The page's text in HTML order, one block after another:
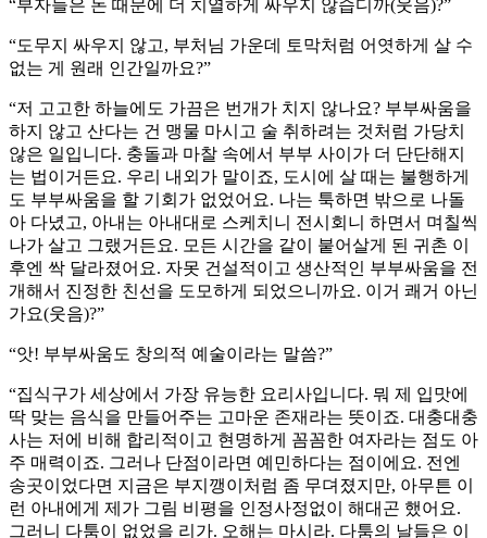
“부자들은 돈 때문에 더 치열하게 싸우지 않습디까(웃음)?”
“도무지 싸우지 않고, 부처님 가운데 토막처럼 어엿하게 살 수
없는 게 원래 인간일까요?”
“저 고고한 하늘에도 가끔은 번개가 치지 않나요? 부부싸움을
하지 않고 산다는 건 맹물 마시고 술 취하려는 것처럼 가당치
않은 일입니다. 충돌과 마찰 속에서 부부 사이가 더 단단해지
는 법이거든요. 우리 내외가 말이죠, 도시에 살 때는 불행하게
도 부부싸움을 할 기회가 없었어요. 나는 툭하면 밖으로 나돌
아 다녔고, 아내는 아내대로 스케치니 전시회니 하면서 며칠씩
나가 살고 그랬거든요. 모든 시간을 같이 붙어살게 된 귀촌 이
후엔 싹 달라졌어요. 자못 건설적이고 생산적인 부부싸움을 전
개해서 진정한 친선을 도모하게 되었으니까요. 이거 쾌거 아닌
가요(웃음)?”
“앗! 부부싸움도 창의적 예술이라는 말씀?”
“집식구가 세상에서 가장 유능한 요리사입니다. 뭐 제 입맛에
딱 맞는 음식을 만들어주는 고마운 존재라는 뜻이죠. 대충대충
사는 저에 비해 합리적이고 현명하게 꼼꼼한 여자라는 점도 아
주 매력이죠. 그러나 단점이라면 예민하다는 점이에요. 전엔
송곳이었다면 지금은 부지깽이처럼 좀 무뎌졌지만, 아무튼 이
런 아내에게 제가 그림 비평을 인정사정없이 해대곤 했어요.
그러니 다툼이 없었을 리가. 오해는 마시라. 다툼의 날들은 이